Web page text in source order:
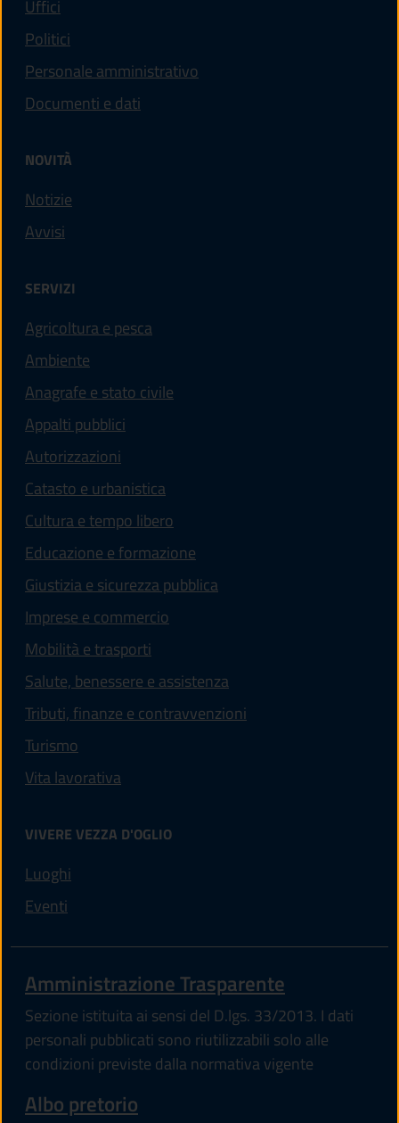
Uffici
Politici
Personale amministrativo
Documenti e dati
NOVITÀ
Notizie
Avvisi
SERVIZI
Agricoltura e pesca
Ambiente
Anagrafe e stato civile
Appalti pubblici
Autorizzazioni
Catasto e urbanistica
Cultura e tempo libero
Educazione e formazione
Giustizia e sicurezza pubblica
Imprese e commercio
Mobilità e trasporti
Salute, benessere e assistenza
Tributi, finanze e contravvenzioni
Turismo
Vita lavorativa
VIVERE VEZZA D'OGLIO
Luoghi
Eventi
Amministrazione Trasparente
Sezione istituita ai sensi del D.lgs. 33/2013. I dati
personali pubblicati sono riutilizzabili solo alle
condizioni previste dalla normativa vigente
Albo pretorio